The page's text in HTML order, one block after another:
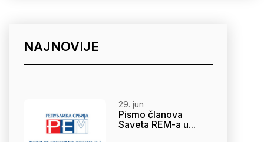
NAJNOVIJE
29. jun
Pismo članova
Saveta REM-a u...